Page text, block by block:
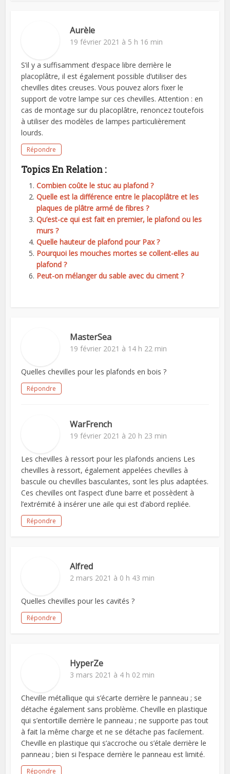
Aurèle
19 février 2021 à 5 h 16 min
S’il y a suffisamment d’espace libre derrière le
placoplâtre, il est également possible d’utiliser des
chevilles dites creuses. Vous pouvez alors fixer le
support de votre lampe sur ces chevilles. Attention : en
cas de montage sur du placoplâtre, renoncez toutefois
à utiliser des modèles de lampes particulièrement
lourds.
Répondre
Topics En Relation :
Combien coûte le stuc au plafond ?
Quelle est la différence entre le placoplâtre et les
plaques de plâtre armé de fibres ?
Qu’est-ce qui est fait en premier, le plafond ou les
murs ?
Quelle hauteur de plafond pour Pax ?
Pourquoi les mouches mortes se collent-elles au
plafond ?
Peut-on mélanger du sable avec du ciment ?
MasterSea
19 février 2021 à 14 h 22 min
Quelles chevilles pour les plafonds en bois ?
Répondre
WarFrench
19 février 2021 à 20 h 23 min
Les chevilles à ressort pour les plafonds anciens Les
chevilles à ressort, également appelées chevilles à
bascule ou chevilles basculantes, sont les plus adaptées.
Ces chevilles ont l’aspect d’une barre et possèdent à
l’extrémité à insérer une aile qui est d’abord repliée.
Répondre
Alfred
2 mars 2021 à 0 h 43 min
Quelles chevilles pour les cavités ?
Répondre
HyperZe
3 mars 2021 à 4 h 02 min
Cheville métallique qui s’écarte derrière le panneau ; se
détache également sans problème. Cheville en plastique
qui s’entortille derrière le panneau ; ne supporte pas tout
à fait la même charge et ne se détache pas facilement.
Cheville en plastique qui s’accroche ou s’étale derrière le
panneau ; bien si l’espace derrière le panneau est limité.
Répondre